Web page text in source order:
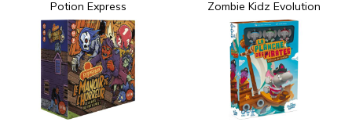
Potion Express Zombie Kidz Evolution